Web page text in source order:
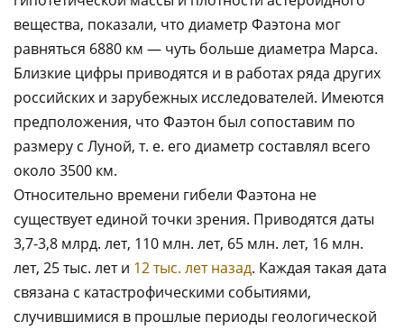
вещества, показали, что диаметр Фаэтона мог
равняться 6880 км — чуть больше диаметра Марса.
Близкие цифры приводятся и в работах ряда других
российских и зарубежных исследователей. Имеются
предположения, что Фаэтон был сопоставим по
размеру с Луной, т. е. его диаметр составлял всего
около 3500 км.
Относительно времени гибели Фаэтона не
существует единой точки зрения. Приводятся даты
3,7-3,8 млрд. лет, 110 млн. лет, 65 млн. лет, 16 млн.
лет, 25 тыс. лет и 12 тыс. лет назад. Каждая такая дата
связана с катастрофическими событиями,
случившимися в прошлые периоды геологической